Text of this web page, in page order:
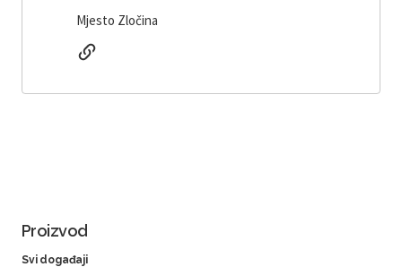
Mjesto Zločina
Proizvod
Svi događaji